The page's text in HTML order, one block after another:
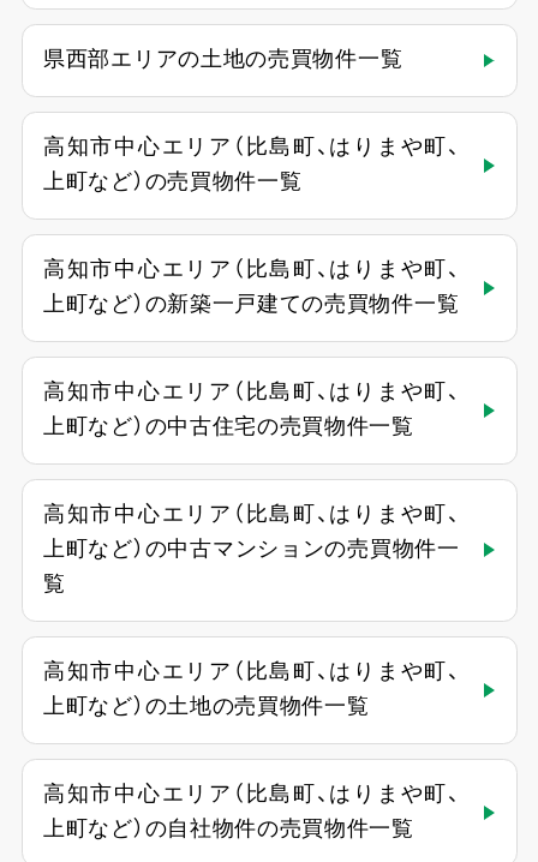
県西部エリアの土地の売買物件一覧
高知市中心エリア（比島町、はりまや町、
上町など）の売買物件一覧
高知市中心エリア（比島町、はりまや町、
上町など）の新築一戸建ての売買物件一覧
高知市中心エリア（比島町、はりまや町、
上町など）の中古住宅の売買物件一覧
高知市中心エリア（比島町、はりまや町、
上町など）の中古マンションの売買物件一
覧
高知市中心エリア（比島町、はりまや町、
上町など）の土地の売買物件一覧
高知市中心エリア（比島町、はりまや町、
上町など）の自社物件の売買物件一覧